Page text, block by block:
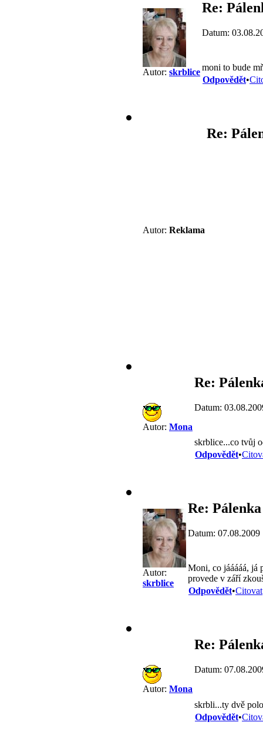
Autor: skrblice
Re:
Datum:
moni to bude
Odpovědět•
Autor: Reklama
Re:
Autor: Mona
Re:
Datum:
skrblice...co tvůj
Odpovědět•
Autor:
skrblice
Re: Pálenka
Datum: 07.08.2009
Moni, co jááááá, já
provede v září
Odpovědět•Citovat
Autor: Mona
Re:
Datum:
skrbli...ty dvě
Odpovědět•